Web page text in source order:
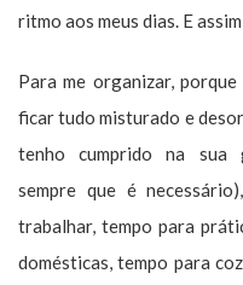
ritmo aos meus dias. E
Para me organizar,
ficar tudo misturado e
tenho cumprido na sua
sempre que é
trabalhar, tempo para
domésticas, tempo para